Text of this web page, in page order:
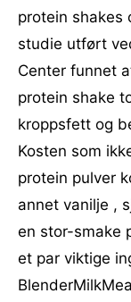
protein shakes
studie utført
Center funnet
protein shake
kroppsfett og
Kosten som
protein pulver
annet vanilje ,
en stor-smake
et par viktige